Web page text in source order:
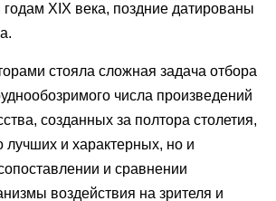
годам XIX века, поздние датированы
стояла сложная задача отбора
числа произведений
созданных за полтора столетия,
лучших и характерных, но и
и сравнении
воздействия на зрителя и